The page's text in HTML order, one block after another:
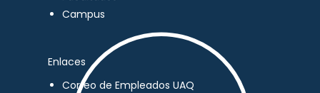
Campus
Enlaces
Correo de Empleados UAQ